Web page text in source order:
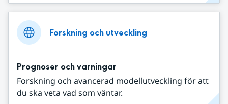
Forskning och utveckling
Prognoser och varningar
Forskning och avancerad modellutveckling för att
du ska veta vad som väntar.